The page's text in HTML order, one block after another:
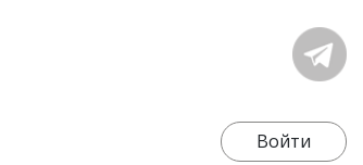
Войти